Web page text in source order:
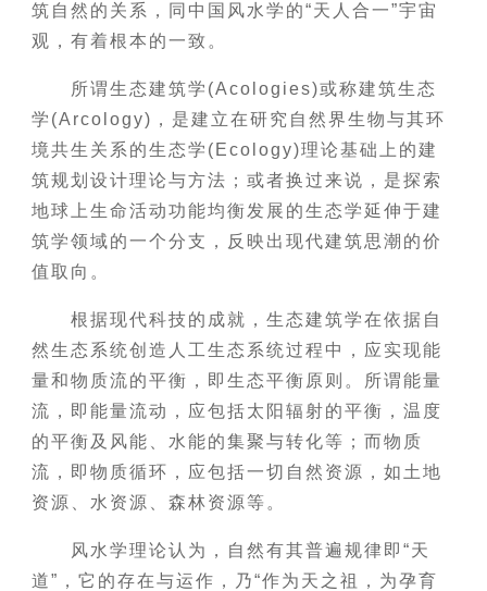
筑自然的关系，同中国风水学的“天人合一”宇宙
观，有着根本的一致。
所谓生态建筑学(Acologies)或称建筑生态
学(Arcology)，是建立在研究自然界生物与其环
境共生关系的生态学(Ecology)理论基础上的建
筑规划设计理论与方法；或者换过来说，是探索
地球上生命活动功能均衡发展的生态学延伸于建
筑学领域的一个分支，反映出现代建筑思潮的价
值取向。
根据现代科技的成就，生态建筑学在依据自
然生态系统创造人工生态系统过程中，应实现能
量和物质流的平衡，即生态平衡原则。所谓能量
流，即能量流动，应包括太阳辐射的平衡，温度
的平衡及风能、水能的集聚与转化等；而物质
流，即物质循环，应包括一切自然资源，如土地
资源、水资源、森林资源等。
风水学理论认为，自然有其普遍规律即“天
道”，它的存在与运作，乃“作为天之祖，为孕育